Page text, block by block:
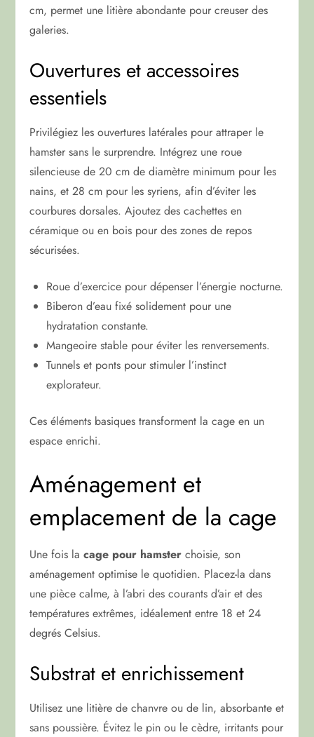
cm, permet une litière abondante pour creuser des
galeries.
Ouvertures et accessoires
essentiels
Privilégiez les ouvertures latérales pour attraper le
hamster sans le surprendre. Intégrez une roue
silencieuse de 20 cm de diamètre minimum pour les
nains, et 28 cm pour les syriens, afin d’éviter les
courbures dorsales. Ajoutez des cachettes en
céramique ou en bois pour des zones de repos
sécurisées.
Roue d’exercice pour dépenser l’énergie nocturne.
Biberon d’eau fixé solidement pour une
hydratation constante.
Mangeoire stable pour éviter les renversements.
Tunnels et ponts pour stimuler l’instinct
explorateur.
Ces éléments basiques transforment la cage en un
espace enrichi.
Aménagement et
emplacement de la cage
Une fois lacage pour hamster choisie, son
aménagement optimise le quotidien. Placez-la dans
une pièce calme, à l’abri des courants d’air et des
températures extrêmes, idéalement entre 18 et 24
degrés Celsius.
Substrat et enrichissement
Utilisez une litière de chanvre ou de lin, absorbante et
sans poussière. Évitez le pin ou le cèdre, irritants pour